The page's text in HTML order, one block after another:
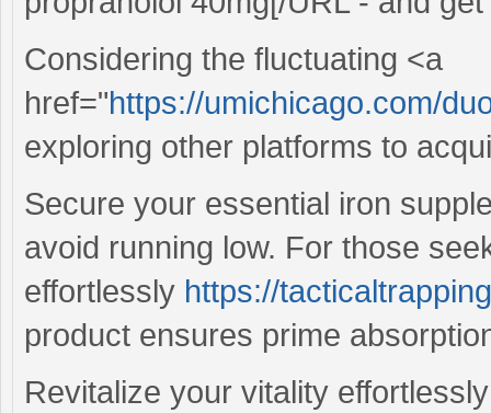
Considering the fluctuating <a
href="https://umichicago.com/
exploring other platforms to
Secure your essential iron
avoid running low. For those
effortlessly https://
product ensures prime
Revitalize your vitality